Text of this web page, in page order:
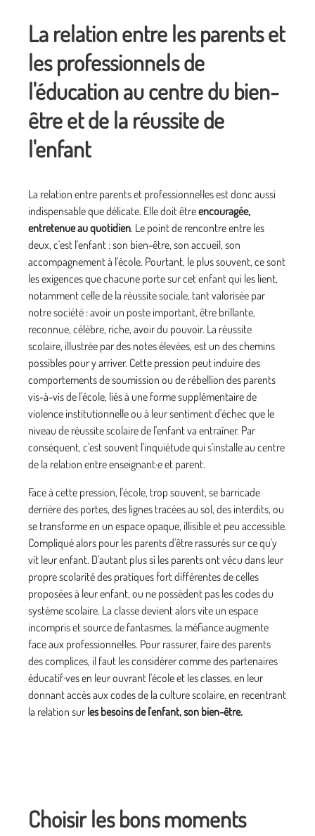
La relation entre les parents et
les professionnels de
l'éducation au centre du bien-
être et de la réussite de
l'enfant
La relation entre parents et professionnel·les est donc aussi
indispensable que délicate. Elle doit êtreencouragée,
entretenue au quotidien. Le point de rencontre entre les
deux, c'est l'enfant : son bien-être, son accueil, son
accompagnement à l'école. Pourtant, le plus souvent, ce sont
les exigences que chacune porte sur cet enfant qui les lient,
notamment celle de la réussite sociale, tant valorisée par
notre société : avoir un poste important, être brillante,
reconnue, célèbre, riche, avoir du pouvoir. La réussite
scolaire, illustrée par des notes élevées, est un des chemins
possibles pour y arriver. Cette pression peut induire des
comportements de soumission ou de rébellion des parents
vis-à-vis de l'école, liés à une forme supplémentaire de
violence institutionnelle ou à leur sentiment d'échec que le
niveau de réussite scolaire de l'enfant va entraîner. Par
conséquent, c'est souvent l'inquiétude qui s'installe au centre
de la relation entre enseignant·e et parent.
Face à cette pression, l'école, trop souvent, se barricade
derrière des portes, des lignes tracées au sol, des interdits, ou
se transforme en un espace opaque, illisible et peu accessible.
Compliqué alors pour les parents d'être rassurés sur ce qu'y
vit leur enfant. D'autant plus si les parents ont vécu dans leur
propre scolarité des pratiques fort différentes de celles
proposées à leur enfant, ou ne possèdent pas les codes du
système scolaire. La classe devient alors vite un espace
incompris et source de fantasmes, la méfiance augmente
face aux professionnel·les. Pour rassurer, faire des parents
des complices, il faut les considérer comme des partenaires
éducatif·ves en leur ouvrant l'école et les classes, en leur
donnant accès aux codes de la culture scolaire, en recentrant
la relation sur les besoins de l'enfant, son bien-être.
Choisir les bons moments